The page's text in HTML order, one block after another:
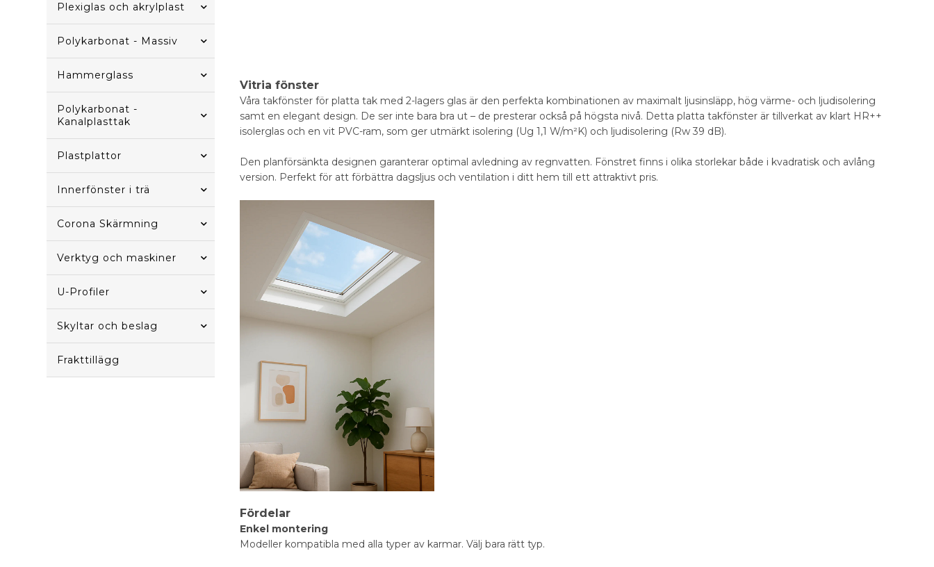
Plexiglas och akrylplast
Polykarbonat - Massiv
Hammerglass
Polykarbonat -
Kanalplasttak
Plastplattor
Innerfönster i trä
Corona Skärmning
Verktyg och maskiner
U-Profiler
Skyltar och beslag
Frakttillägg
Vitria fönster
Våra takfönster för platta tak med 2-lagers glas är den perfekta kombinationen av maximalt ljusinsläpp, hög värme- och ljudisolering
samt en elegant design. De ser inte bara bra ut – de presterar också på högsta nivå. Detta platta takfönster är tillverkat av klart HR++
isolerglas och en vit PVC-ram, som ger utmärkt isolering (Ug 1,1 W/m²K) och ljudisolering (Rw 39 dB).
Den planförsänkta designen garanterar optimal avledning av regnvatten. Fönstret finns i olika storlekar både i kvadratisk och avlång
version. Perfekt för att förbättra dagsljus och ventilation i ditt hem till ett attraktivt pris.
Fördelar
Enkel montering
Modeller kompatibla med alla typer av karmar. Välj bara rätt typ.